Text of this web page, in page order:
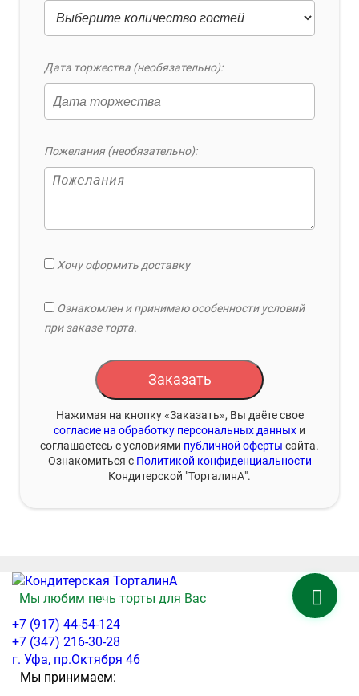
Дата торжества (необязательно):
Пожелания (необязательно):
Хочу оформить доставку
Ознакомлен и принимаю особенности условий
при заказе торта.
Заказать
Нажимая на кнопку «Заказать», Вы даёте свое
согласие на обработку персональных данных и
соглашаетесь с условиями публичной оферты сайта.
Ознакомиться с Политикой конфиденциальности
Кондитерской "ТорталинА".
Мы любим печь торты для Вас
+7 (917) 44-54-124
+7 (347) 216-30-28
г. Уфа, пр.Октября 46
Мы принимаем: